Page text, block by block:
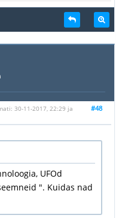
#48
30-11-2017, 22:29 ja
UFOd
". Kuidas nad